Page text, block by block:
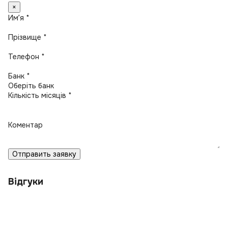
×
Имʼя *
Прізвище *
Телефон *
Банк *
Кількість місяців *
Коментар
Отправить заявку
Відгуки